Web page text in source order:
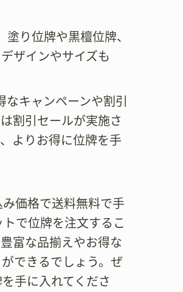
り位牌や黒檀位牌、
ザインやサイズも
キャンペーンや割引
割引セールが実施さ
よりお得に位牌を手
価格で送料無料で手
で位牌を注文するこ
富な品揃えやお得な
できるでしょう。ぜ
手に入れてくださ